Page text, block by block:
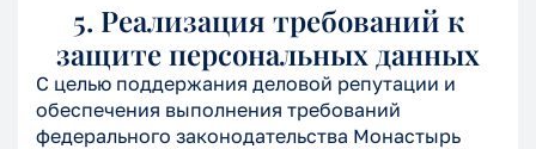
5. Реализация требований к
защите персональных данных
С целью поддержания деловой репутации и
обеспечения выполнения требований
федерального законодательства Монастырь